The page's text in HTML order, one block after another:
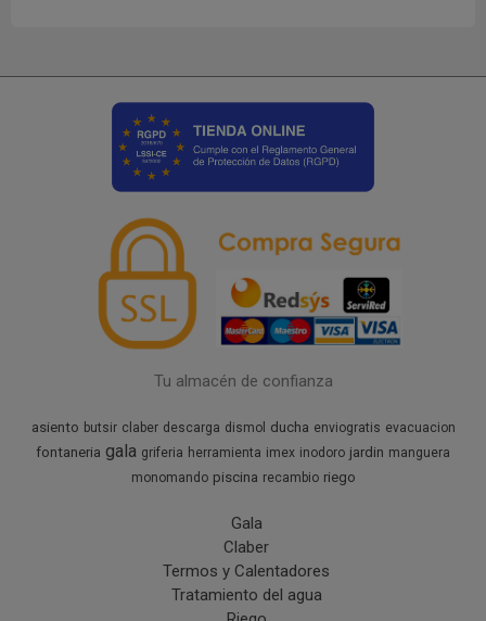
Tu almacén de confianza
asiento butsir claber descarga dismol ducha enviogratis evacuacion
fontaneria gala griferia herramienta imex inodoro jardin manguera
monomando piscina recambio riego
Gala
Claber
Termos y Calentadores
Tratamiento del agua